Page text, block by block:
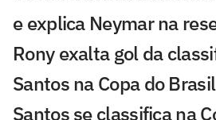
e explica Neymar na
Rony exalta gol da
Santos na Copa do
Santos se classifica na